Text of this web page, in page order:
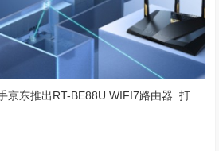
[推荐] 全球首发！华硕携手京东推出RT-BE88U WIFI7路由器 打造全屋WIFI智能生活新体验